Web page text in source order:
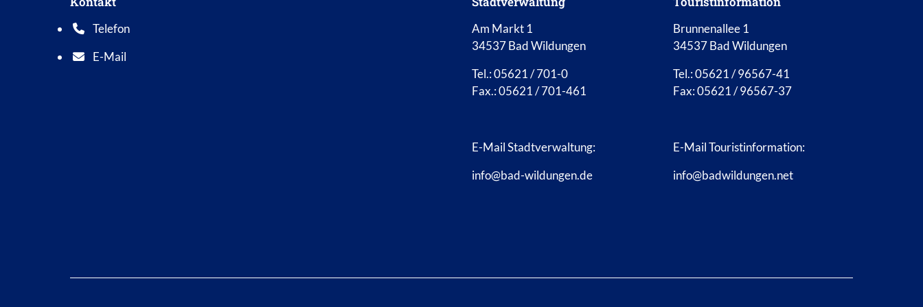
Telefon
Telefonnummer: 0 5 6 2 1 7 0 1 0
E-Mail
E-Mail Adresse: info@bad-wildungen.de
Am Markt 1
34537 Bad Wildungen
Tel.: 05621 / 701-0
Fax.: 05621 / 701-461
E-Mail Stadtverwaltung:
info@bad-wildungen.de
Brunnenallee 1
34537 Bad Wildungen
Tel.: 05621 / 96567-41
Fax: 05621 / 96567-37
E-Mail Touristinformation:
info@badwildungen.net